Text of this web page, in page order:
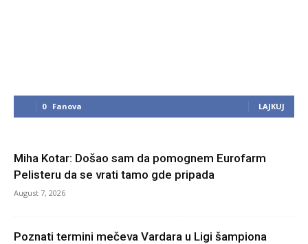
0 Fanova LAJKUJ
Miha Kotar: Došao sam da pomognem Eurofarm
Pelisteru da se vrati tamo gde pripada
August 7, 2026
Poznati termini mečeva Vardara u Ligi šampiona